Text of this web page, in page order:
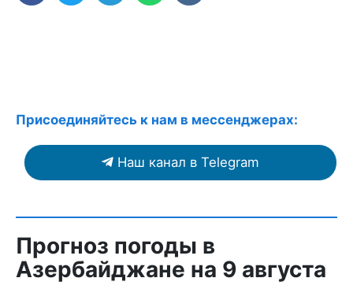
Присоединяйтесь к нам в мессенджерах:
Наш канал в Telegram
Прогноз погоды в
Азербайджане на 9 августа